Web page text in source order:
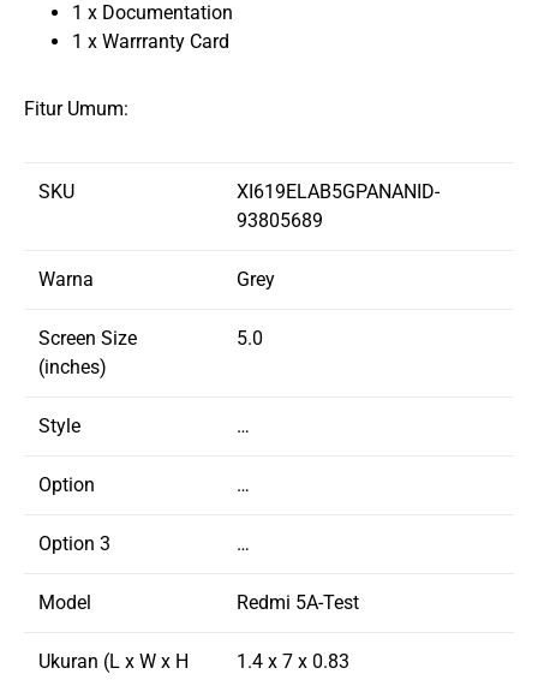
1 x Documentation
1 x Warrranty Card
Fitur Umum:
SKU
XI619ELAB5GPANANID-
93805689
Warna Grey
Screen Size
(inches)
5.0
Style …
Option …
Option 3 …
Model Redmi 5A-Test
Ukuran (L x W x H
1.4 x 7 x 0.83